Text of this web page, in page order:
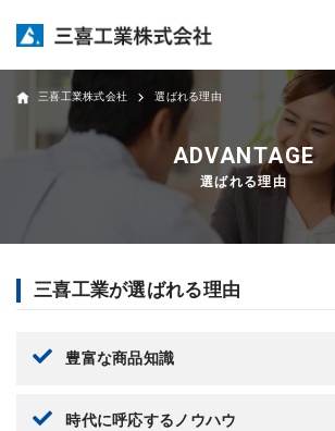
選ばれる理由
三喜工業株式会社 選ばれる理由
三喜工業が選ばれる理由
豊富な商品知識
時代に呼応するノウハウ